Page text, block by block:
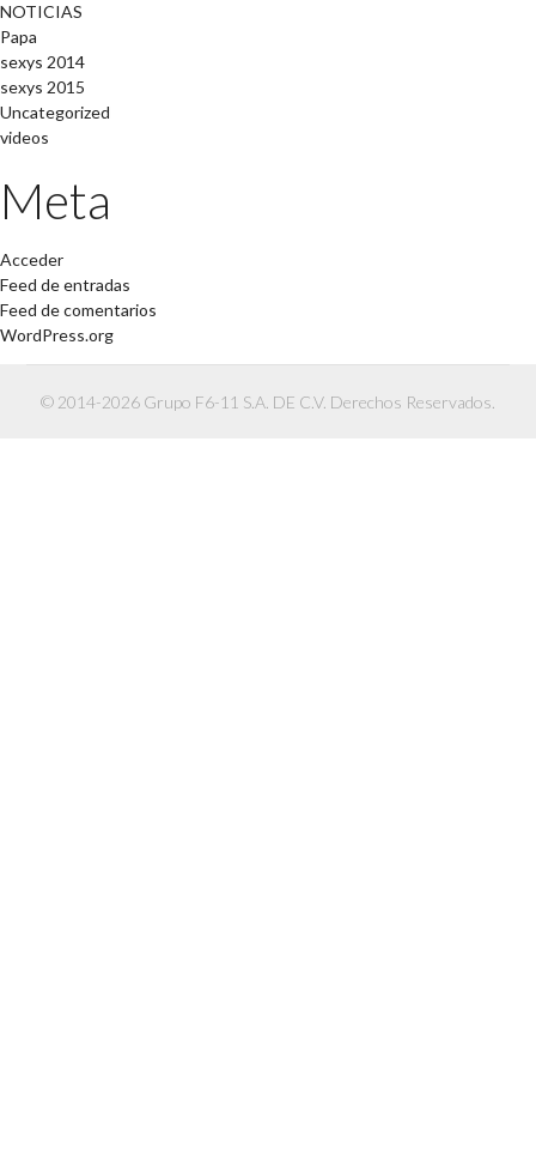
NOTICIAS
Papa
sexys 2014
sexys 2015
Uncategorized
videos
Meta
Acceder
Feed de entradas
Feed de comentarios
WordPress.org
© 2014-2026 Grupo F6-11 S.A. DE C.V. Derechos Reservados.